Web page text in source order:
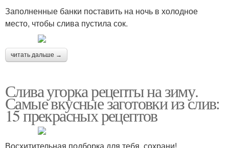
Заполненные банки поставить на ночь в холодное
место, чтобы слива пустила сок.
читать дальше →
Слива угорка рецепты на зиму.
Самые вкусные заготовки из слив:
15 прекрасных рецептов